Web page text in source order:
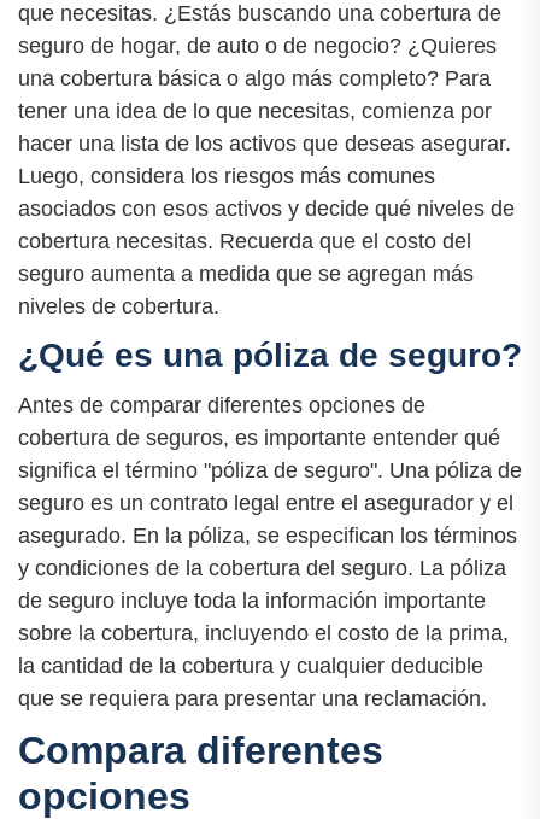
que necesitas. ¿Estás buscando una cobertura de
seguro de hogar, de auto o de negocio? ¿Quieres
una cobertura básica o algo más completo? Para
tener una idea de lo que necesitas, comienza por
hacer una lista de los activos que deseas asegurar.
Luego, considera los riesgos más comunes
asociados con esos activos y decide qué niveles de
cobertura necesitas. Recuerda que el costo del
seguro aumenta a medida que se agregan más
niveles de cobertura.
¿Qué es una póliza de seguro?
Antes de comparar diferentes opciones de
cobertura de seguros, es importante entender qué
significa el término "póliza de seguro". Una póliza de
seguro es un contrato legal entre el asegurador y el
asegurado. En la póliza, se especifican los términos
y condiciones de la cobertura del seguro. La póliza
de seguro incluye toda la información importante
sobre la cobertura, incluyendo el costo de la prima,
la cantidad de la cobertura y cualquier deducible
que se requiera para presentar una reclamación.
Compara diferentes
opciones